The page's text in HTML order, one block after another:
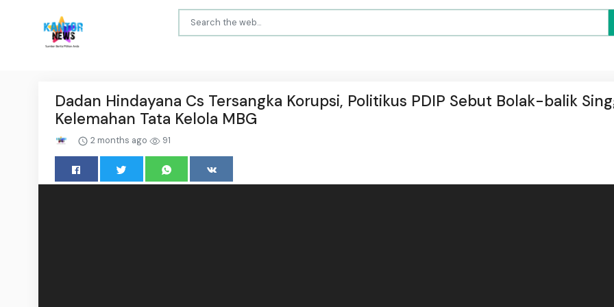
Dadan Hindayana Cs Tersangka Korupsi, Politikus PDIP Sebut Bolak-balik
Kelemahan Tata Kelola MBG
2 months ago 91